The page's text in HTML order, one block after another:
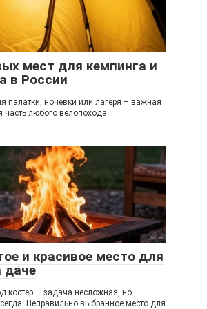
мест для кемпинга и
в России
палатки, ночевки или лагеря – важная
часть любого велопохода
и красивое место для
даче
костер — задача несложная, но
Неправильно выбранное место для